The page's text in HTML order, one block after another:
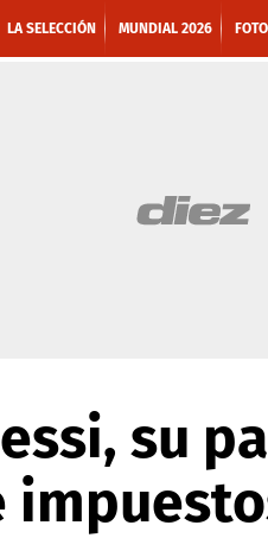
LA SELECCIÓN MUNDIAL 2026
su